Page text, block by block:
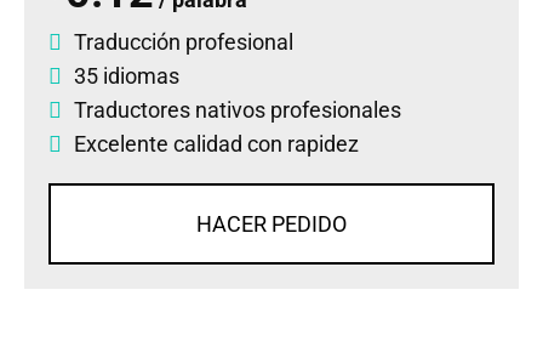
Traducción profesional
35 idiomas
Traductores nativos profesionales
Excelente calidad con rapidez
HACER PEDIDO